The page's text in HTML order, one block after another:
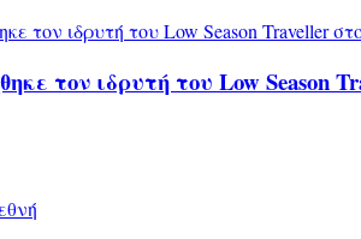
τον ιδρυτή του Low Season